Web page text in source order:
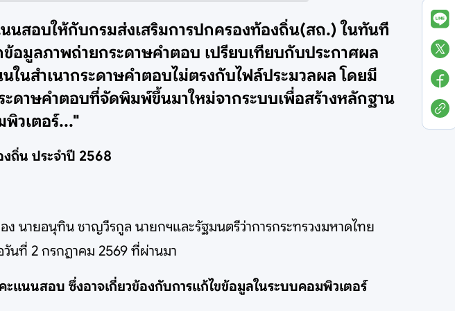
นสอบให้กับกรมส่งเสริมการปกครองท้องถิ่น(สถ.) ในทันที
มูลภาพถ่ายกระดาษคำตอบ เปรียบเทียบกับประกาศผล
นสำเนากระดาษคำตอบไม่ตรงกับไฟล์ประมวลผล โดยมี
ดาษคำตอบที่จัดพิมพ์ขึ้นมาใหม่จากระบบเพื่อสร้างหลักฐาน
วเตอร์..."
ถิ่น ประจำปี 2568
นายอนุทิน ชาญวีรกูล นายกฯและรัฐมนตรีว่าการกระทรวงมหาดไทย
นที่ 2 กรกฏาคม 2569 ที่ผ่านมา
นนสอบ ซึ่งอาจเกี่ยวข้องกับการแก้ไขข้อมูลในระบบคอมพิวเตอร์